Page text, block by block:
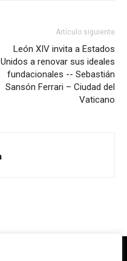
Artículo siguiente
León XIV invita a Estados
Unidos a renovar sus ideales
fundacionales -- Sebastián
Sansón Ferrari – Ciudad del
Vaticano